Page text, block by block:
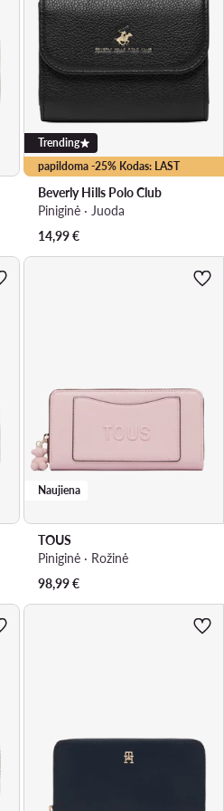
papildoma -25% Kodas: LAST
Trending
Beverly Hills Polo Club
Piniginė · Juoda
14,99€
Naujiena
TOUS
Piniginė · Rožinė
98,99€